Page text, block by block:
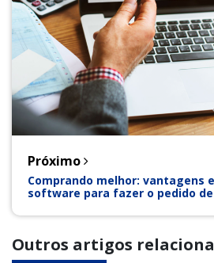
Próximo
Comprando melhor: vantagens
software para fazer o pedido
Outros artigos